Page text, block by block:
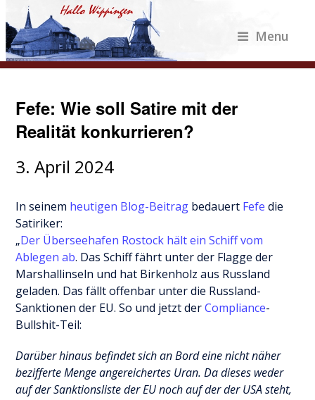
Menu
Fefe: Wie soll Satire mit der
Realität konkurrieren?
3. April 2024
In seinem heutigen Blog-Beitrag bedauert Fefedie
Satiriker:
„Der Überseehafen Rostock hält ein Schiff vom
Ablegen ab. Das Schiff fährt unter der Flagge der
Marshallinseln und hat Birkenholz aus Russland
geladen. Das fällt offenbar unter die Russland-
Sanktionen der EU. So und jetzt derCompliance-
Bullshit-Teil:
Darüber hinaus befindet sich an Bord eine nicht näher
bezifferte Menge angereichertes Uran. Da dieses weder
auf der Sanktionsliste der EU noch auf der der USA steht,